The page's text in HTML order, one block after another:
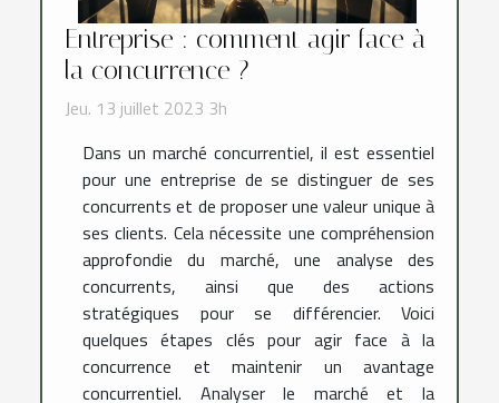
Entreprise : comment agir face à
la concurrence ?
Jeu. 13 juillet 2023 3h
Dans un marché concurrentiel, il est essentiel
pour une entreprise de se distinguer de ses
concurrents et de proposer une valeur unique à
ses clients. Cela nécessite une compréhension
approfondie du marché, une analyse des
concurrents, ainsi que des actions
stratégiques pour se différencier. Voici
quelques étapes clés pour agir face à la
concurrence et maintenir un avantage
concurrentiel. Analyser le marché et la